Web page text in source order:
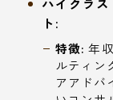
ト:
特徴: 年
ルティン
アアドバ